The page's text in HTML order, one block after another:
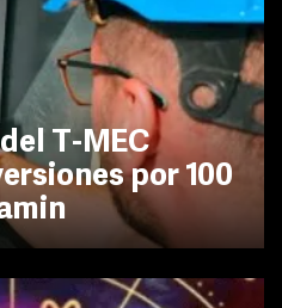
T-MEC
por 100